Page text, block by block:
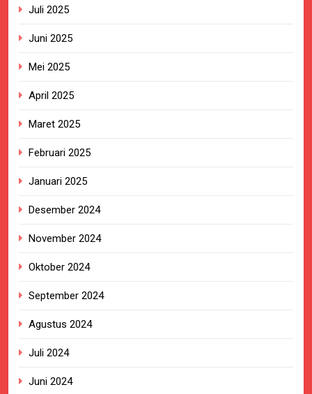
Juli 2025
Juni 2025
Mei 2025
April 2025
Maret 2025
Februari 2025
Januari 2025
Desember 2024
November 2024
Oktober 2024
September 2024
Agustus 2024
Juli 2024
Juni 2024